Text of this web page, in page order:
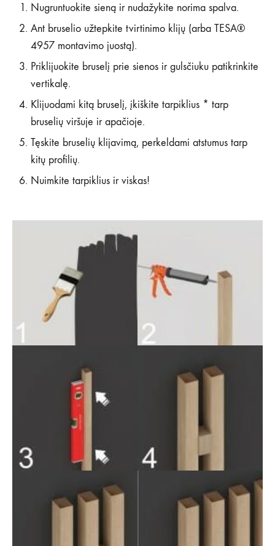
Nugruntuokite sieną ir nudažykite norima spalva.
Ant bruselio užtepkite tvirtinimo klijų (arba TESA®
4957 montavimo juostą).
Priklijuokite bruselį prie sienos ir gulsčiuku patikrinkite
vertikalę.
Klijuodami kitą bruselį, įkiškite tarpiklius * tarp
bruselių viršuje ir apačioje.
Tęskite bruselių klijavimą, perkeldami atstumus tarp
kitų profilių.
Nuimkite tarpiklius ir viskas!